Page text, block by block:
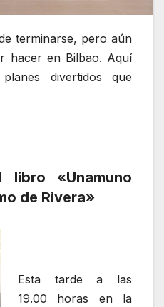
terminarse, pero aún
hacer en Bilbao. Aquí
divertidos que
libro «Unamuno
de Rivera»
Esta tarde a las
19.00 horas en la